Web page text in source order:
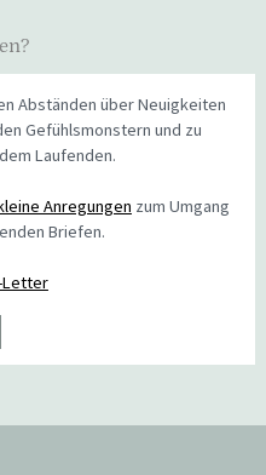
Abständen über Neuigkeiten
Gefühlsmonstern und zu
Laufenden.
Anregungen zum Umgang
Briefen.
Letter